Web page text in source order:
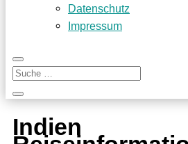
Datenschutz
Impressum
Indien